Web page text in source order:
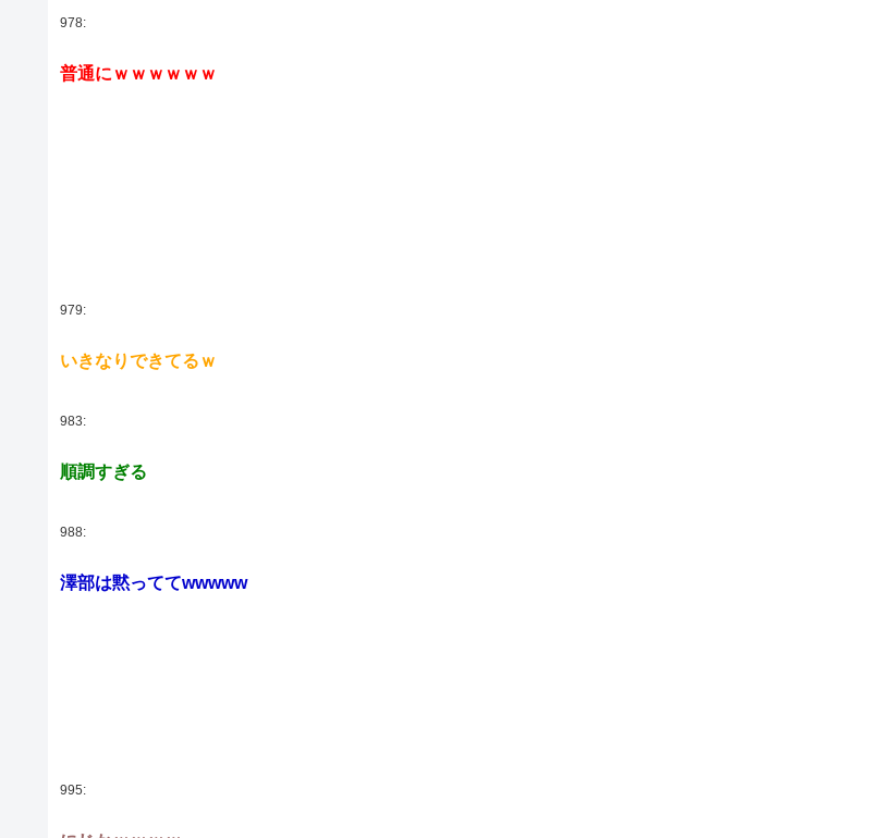
978:
普通にｗｗｗｗｗｗ
979:
いきなりできてるｗ
983:
順調すぎる
988:
澤部は黙っててwwwww
995: